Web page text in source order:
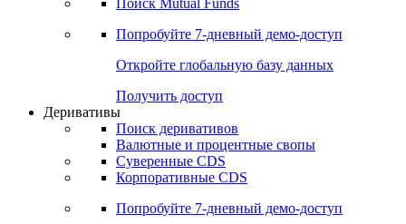
Поиск Mutual Funds
Попробуйте 7-дневный демо-доступ
Откройте глобальную базу данных
Получить доступ
Деривативы
Поиск деривативов
Валютные и процентные свопы
Суверенные CDS
Корпоративные CDS
Попробуйте 7-дневный демо-доступ